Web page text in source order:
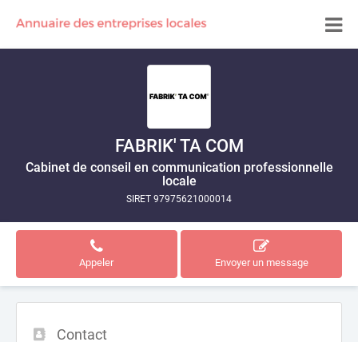
FABRIK' TA COM
Cabinet de conseil en communication professionnelle
locale
SIRET 97975621000014
Appeler Envoyer un message
Contact